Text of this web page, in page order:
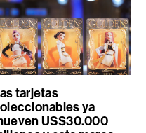
tarjetas
ya
US$30.000